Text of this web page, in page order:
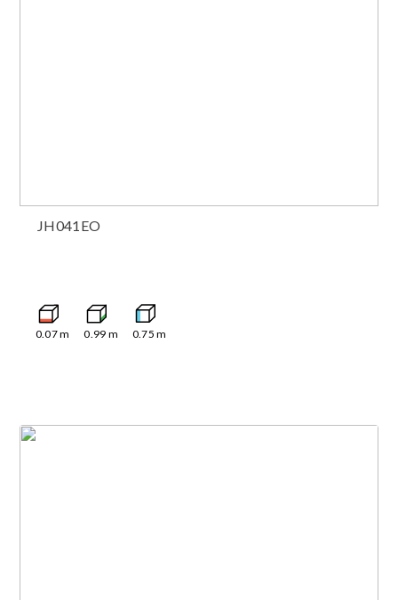
JH041EO
0.07m 0.99 m 0.75 m